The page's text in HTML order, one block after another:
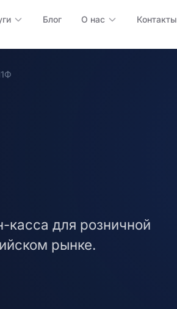
Блог О нас Контакты
касса для розничной
рынке.